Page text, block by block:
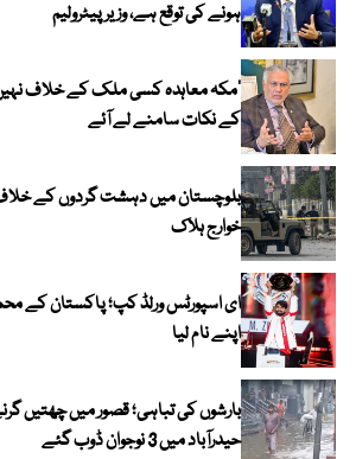
ہونے کی توقع ہے، وزیر پیٹرولیم
‘مکہ معاہدہ کسی ملک کے خلاف
کے نکات سامنے لے آئے
خوارج ہلاک
اپنے نام لیا
حیدرآباد میں 3 نوجوان ڈوب گئے